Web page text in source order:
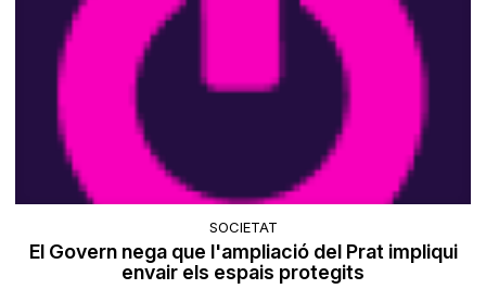
SOCIETAT
El Govern nega que l'ampliació del Prat impliqui
envair els espais protegits